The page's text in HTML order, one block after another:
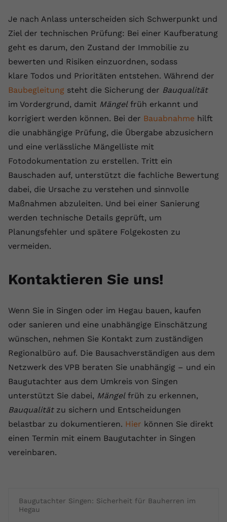
Baugutachter Singen: Sicherheit für Bauherren im
Hegau
Je nach Anlass unterscheiden sich Schwerpunkt und
Ziel der technischen Prüfung: Bei einer Kaufberatung
geht es darum, den Zustand der Immobilie zu
bewerten und Risiken einzuordnen, sodass
klare Todos und Prioritäten entstehen. Während der
Baubegleitung steht die Sicherung der Bauqualität
im Vordergrund, damit Mängelfrüh erkannt und
korrigiert werden können. Bei der Bauabnahme hilft
die unabhängige Prüfung, die Übergabe abzusichern
und eine verlässliche Mängelliste mit
Fotodokumentation zu erstellen. Tritt ein
Bauschaden auf, unterstützt die fachliche Bewertung
dabei, die Ursache zu verstehen und sinnvolle
Maßnahmen abzuleiten. Und bei einer Sanierung
werden technische Details geprüft, um
Planungsfehler und spätere Folgekosten zu
vermeiden.
Kontaktieren Sie uns!
Wenn Sie in Singen oder im Hegau bauen, kaufen
oder sanieren und eine unabhängige Einschätzung
wünschen, nehmen Sie Kontakt zum zuständigen
Regionalbüro auf. Die Bausachverständigen aus dem
Netzwerk des VPB beraten Sie unabhängig – und ein
Baugutachter aus dem Umkreis von Singen
unterstützt Sie dabei, Mängelfrüh zu erkennen,
Bauqualitätzu sichern und Entscheidungen
belastbar zu dokumentieren. Hier können Sie direkt
einen Termin mit einem Baugutachter in Singen
vereinbaren.